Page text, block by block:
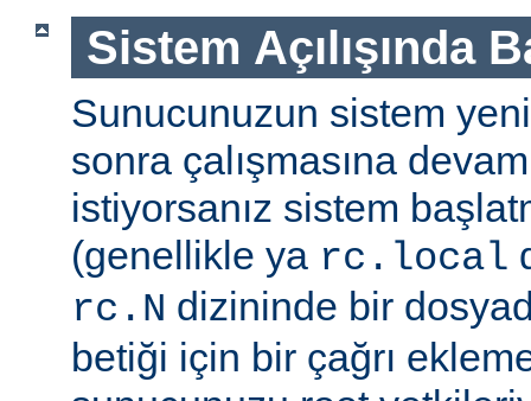
Sistem Açılışında
Sunucunuzun sistem
sonra çalışmasına
istiyorsanız sistem
(genellikle ya rc.local
rc.N dizininde bir
betiği için bir çağrı